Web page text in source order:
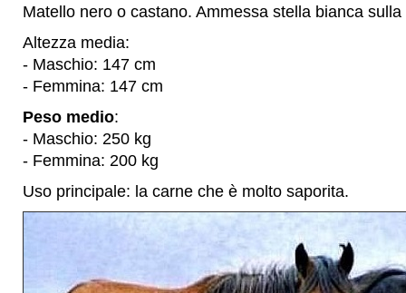
Matello nero o castano. Ammessa stella bianca sulla
Altezza media:
- Maschio: 147 cm
- Femmina: 147 cm
Peso medio:
- Maschio: 250 kg
- Femmina: 200 kg
Uso principale: la carne che è molto saporita.